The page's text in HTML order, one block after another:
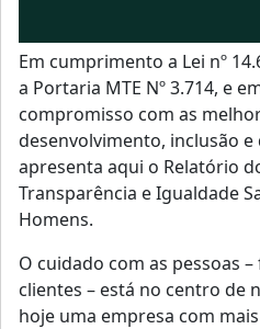
Em cumprimento a Lei nº
a Portaria MTE Nº 3.714, e
compromisso com as
desenvolvimento, inclusão e
apresenta aqui o Relatório
Transparência e Igualdade
Homens.
O cuidado com as pessoas
clientes – está no centro de
hoje uma empresa com